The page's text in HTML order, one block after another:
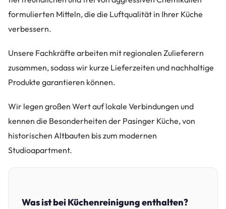
formulierten Mitteln, die die Luftqualität in Ihrer Küche
verbessern.
Unsere Fachkräfte arbeiten mit regionalen Zulieferern
zusammen, sodass wir kurze Lieferzeiten und nachhaltige
Produkte garantieren können.
Wir legen großen Wert auf lokale Verbindungen und
kennen die Besonderheiten der Pasinger Küche, von
historischen Altbauten bis zum modernen
Studioapartment.
Was ist bei Küchenreinigung enthalten?